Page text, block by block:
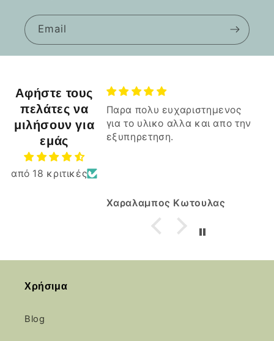
Email
Αφήστε τους
πελάτες να
μιλήσουν για
εμάς
από 18 κριτικές
Παρα πολυ ευχαριστημενος
για το υλικο αλλα και απο την
εξυπηρετηση.
Χαραλαμπος Κωτουλας
Χρήσιμα
Blog